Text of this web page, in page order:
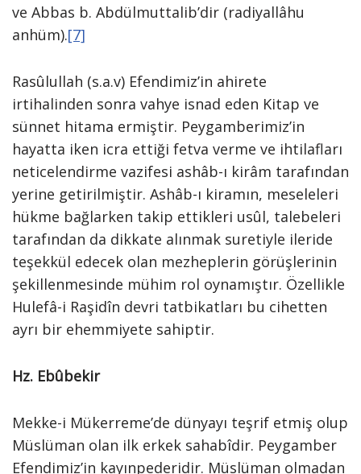
ve Abbas b. Abdülmuttalib’dir (radiyallâhu
anhüm).[7]
Rasûlullah (s.a.v) Efendimiz’in ahirete
irtihalinden sonra vahye isnad eden Kitap ve
sünnet hitama ermiştir. Peygamberimiz’in
hayatta iken icra ettiği fetva verme ve ihtilafları
neticelendirme vazifesi ashâb-ı kirâm tarafından
yerine getirilmiştir. Ashâb-ı kiramın, meseleleri
hükme bağlarken takip ettikleri usûl, talebeleri
tarafından da dikkate alınmak suretiyle ileride
teşekkül edecek olan mezheplerin görüşlerinin
şekillenmesinde mühim rol oynamıştır. Özellikle
Hulefâ-i Raşidîn devri tatbikatları bu cihetten
ayrı bir ehemmiyete sahiptir.
Hz. Ebûbekir
Mekke-i Mükerreme’de dünyayı teşrif etmiş olup
Müslüman olan ilk erkek sahabîdir. Peygamber
Efendimiz’in kayınpederidir. Müslüman olmadan